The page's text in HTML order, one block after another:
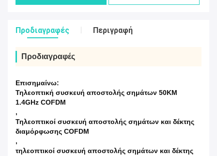
Προδιαγραφές Περιγραφή
Προδιαγραφές
Επισημαίνω:
Τηλεοπτική συσκευή αποστολής σημάτων 50KM
1.4GHz COFDM
,
Τηλεοπτικοί συσκευή αποστολής σημάτων και δέκτης
διαμόρφωσης COFDM
,
τηλεοπτικοί συσκευή αποστολής σημάτων και δέκτης